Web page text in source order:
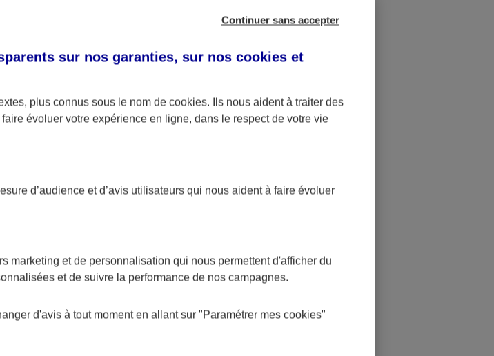
du crédit
Continuer sans accepter
sur nos garanties, sur nos cookies et
plus connus sous le nom de cookies. Ils nous aident à traiter des
évoluer votre expérience en ligne, dans le respect de votre vie
d’audience et d’avis utilisateurs qui nous aident à faire évoluer
marketing et de personnalisation qui nous permettent d'afficher du
et de suivre la performance de nos campagnes.
d'avis à tout moment en allant sur "Paramétrer mes cookies"